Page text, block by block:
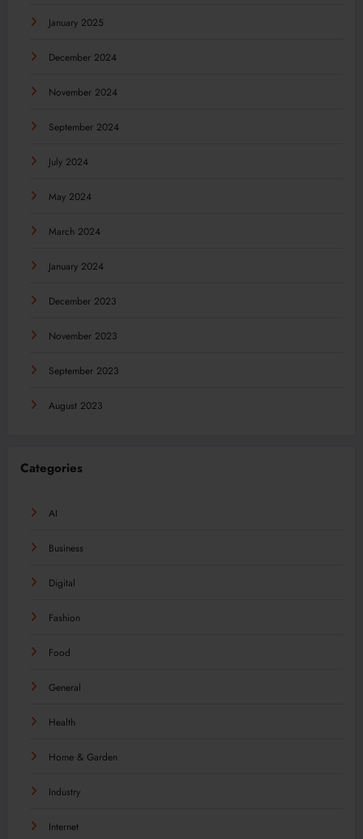
January 2025
December 2024
November 2024
September 2024
July 2024
May 2024
March 2024
January 2024
December 2023
November 2023
September 2023
August 2023
Categories
AI
Business
Digital
Fashion
Food
General
Health
Home & Garden
Industry
Internet